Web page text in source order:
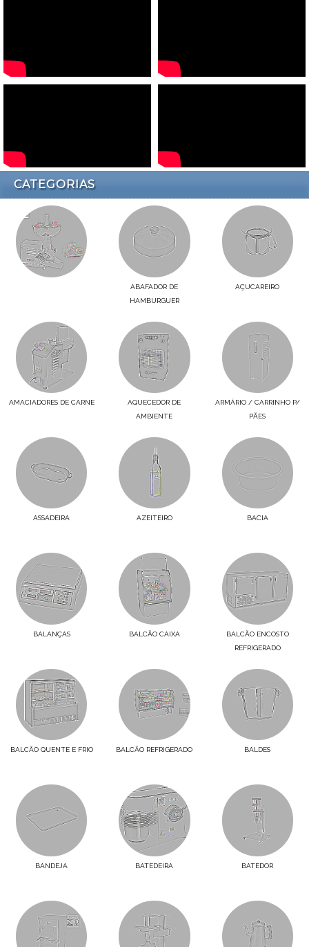
CATEGORIAS
ABAFADOR DE
HAMBURGUER
AÇUCAREIRO
AMACIADORES DE CARNE
AQUECEDOR DE
AMBIENTE
ARMÁRIO / CARRINHO P/
PÃES
ASSADEIRA AZEITEIRO BACIA
BALANÇAS BALCÃO CAIXA
BALCÃO ENCOSTO
REFRIGERADO
BALCÃO QUENTE E FRIO BALCÃO REFRIGERADO BALDES
BANDEJA BATEDEIRA BATEDOR